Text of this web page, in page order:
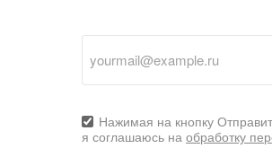
Нажимая на кнопку
я соглашаюсь на обработку